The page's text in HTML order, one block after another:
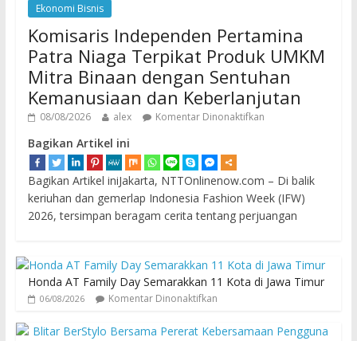
Ekonomi Bisnis
Komisaris Independen Pertamina
Patra Niaga Terpikat Produk UMKM
Mitra Binaan dengan Sentuhan
Kemanusiaan dan Keberlanjutan
08/08/2026 alex Komentar Dinonaktifkan
Bagikan Artikel ini
Bagikan Artikel iniJakarta, NTTOnlinenow.com – Di balik
keriuhan dan gemerlap Indonesia Fashion Week (IFW)
2026, tersimpan beragam cerita tentang perjuangan
Honda AT Family Day Semarakkan 11 Kota di Jawa Timur
06/08/2026 Komentar Dinonaktifkan